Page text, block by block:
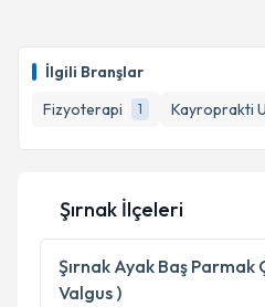
İlgili Branşlar
Fizyoterapi
1 Kayroprakti
takvim hazırlandığında e-
E-posta Adresiniz
Kişisel verilerimin
Metni 'ni okudum ve
kapsamda işlenmesini
Şırnak İlçeleri
Şırnak Ayak Baş Parmak
Valgus )